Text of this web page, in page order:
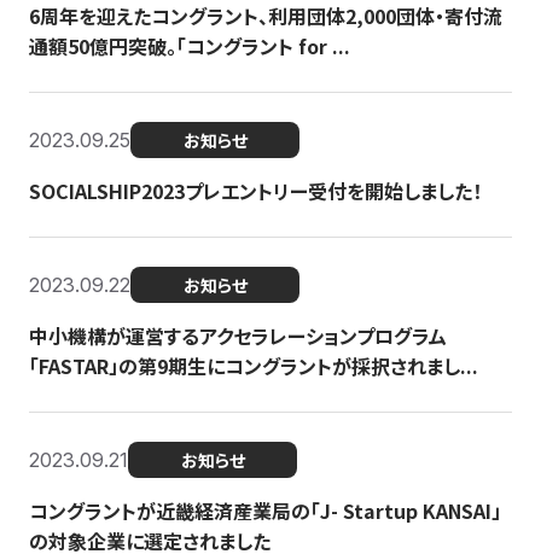
6周年を迎えたコングラント、利用団体2,000団体・寄付流
通額50億円突破。「コングラント for ...
2023.09.25 お知らせ
SOCIALSHIP2023プレエントリー受付を開始しました！
2023.09.22 お知らせ
中小機構が運営するアクセラレーションプログラム
「FASTAR」の第9期生にコングラントが採択されまし...
2023.09.21 お知らせ
コングラントが近畿経済産業局の「J- Startup KANSAI」
の対象企業に選定されました